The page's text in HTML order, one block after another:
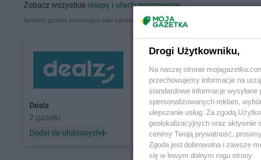
Zobacz wszystkie sklepy i oferty promocyjne
Sprawdź gazetki promocyjne sieci handlowych, które działają w Polsce. Znajdziesz tutaj
Dealz
2 gazetki
Dodaj do ulubionych
POLOmarket
10 gazetek
Dodaj do ulubionych
Drogi Użytkowniku,
Na naszej stronie
przechowujemy informacje na
standardowe informacje
spersonalizowanych reklam,
ulepszanie usług. Za zgodą
geolokalizacyjnych oraz aktywnie
cenimy Twoją prywatność,
Zgoda jest dobrowolna i zawsze
się w lewym dolnym rogu strony